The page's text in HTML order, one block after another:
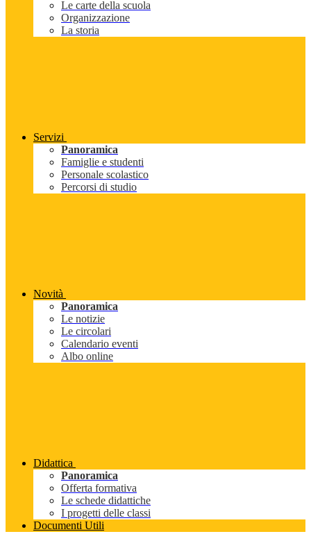
Le carte della scuola
Organizzazione
La storia
Servizi
Panoramica
Famiglie e studenti
Personale scolastico
Percorsi di studio
Novità
Panoramica
Le notizie
Le circolari
Calendario eventi
Albo online
Didattica
Panoramica
Offerta formativa
Le schede didattiche
I progetti delle classi
Documenti Utili